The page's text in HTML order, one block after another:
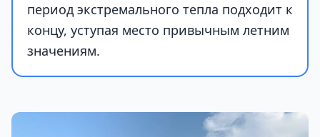
период экстремального тепла подходит к
концу, уступая место привычным летним
значениям.